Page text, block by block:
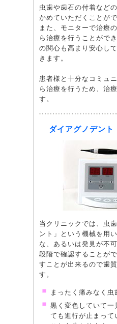
虫歯や歯石の付着など
かめていただくことがで
また、モニターで治療
ら治療を行うことがで
の関心も高まり安心し
きます。
患者様と十分なコミュ
ら治療を行うため、治
す。
ダイアグノデント
当クリニックでは、虫
ント」という機械を用
な、あるいは発見が不
段階で確認することが
すことが出来るので歯
す。
まったく痛みなく虫
黒く変色していて一
ても進行が止まって